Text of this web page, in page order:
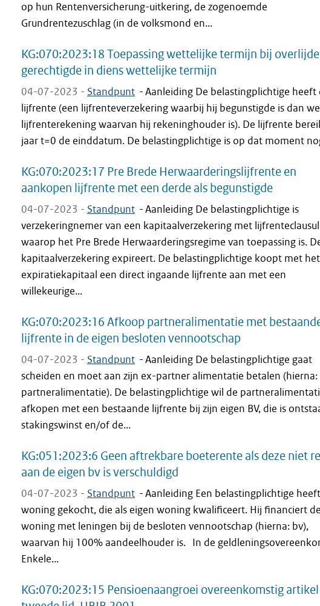
op hun Rentenversicherung-uitkering, de zogenoemde
Grundrentezuschlag (in de volksmond en...
KG:070:2023:18 Toepassing wettelijke termijn bij
gerechtigde in diens wettelijke termijn
04-07-2023 - Standpunt -Aanleiding De belastingplichtige heeft
lijfrente (een lijfrenteverzekering waarbij hij begunstigde is dan
lijfrenterekening waarvan hij rekeninghouder is). De lijfrente
jaar t=0 de einddatum. De belastingplichtige is op dat moment
KG:070:2023:17 Pre Brede Herwaarderingslijfrente en
aankopen lijfrente met een derde als begunstigde
04-07-2023 - Standpunt -Aanleiding De belastingplichtige is
verzekeringnemer van een kapitaalverzekering met
waarop het Pre Brede Herwaarderingsregime van toepassing is.
kapitaalverzekering expireert. De belastingplichtige koopt met het
expiratiekapitaal een direct ingaande lijfrente aan met een
willekeurige...
KG:070:2023:16 Afkoop partneralimentatie met
lijfrente in de eigen besloten vennootschap
04-07-2023 - Standpunt -Aanleiding De belastingplichtige gaat
scheiden en moet aan zijn ex-partner alimentatie betalen (hierna:
partneralimentatie). De belastingplichtige wil de
afkopen met een bestaande lijfrente bij zijn eigen BV, die is
stakingswinst en/of de...
KG:051:2023:6 Geen aftrekbare boeterente als deze niet
aan de eigen bv is verschuldigd
04-07-2023 - Standpunt -Aanleiding Een belastingplichtige
woning gekocht, die als eigen woning kwalificeert. Hij financiert de
woning met leningen bij de besloten vennootschap (hierna: bv),
waarvan hij 100% aandeelhouder is. In de
Enkele...
KG:070:2023:15 Pensioenaangroei overeenkomstig